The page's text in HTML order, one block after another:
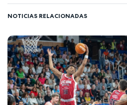
NOTICIAS RELACIONADAS